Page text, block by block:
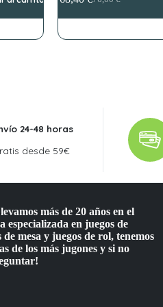
El
precio
era:
El
precio
es:
24-48 horas
desde 59€
más de 20 años en el
especializada en juegos de
mesa y juegos de rol, tenemos
de los más jugones y si no